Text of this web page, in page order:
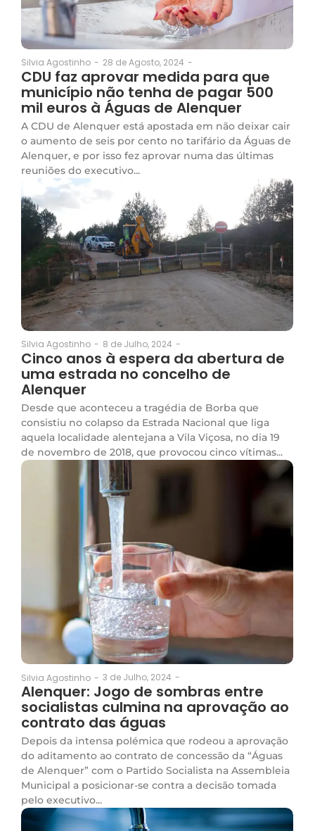
Silvia Agostinho - 28 de Agosto, 2024 -
CDU faz aprovar medida para que
município não tenha de pagar 500
mil euros à Águas de Alenquer
A CDU de Alenquer está apostada em não deixar cair
o aumento de seis por cento no tarifário da Águas de
Alenquer, e por isso fez aprovar numa das últimas
reuniões do executivo...
Silvia Agostinho - 8 de Julho, 2024 -
Cinco anos à espera da abertura de
uma estrada no concelho de
Alenquer
Desde que aconteceu a tragédia de Borba que
consistiu no colapso da Estrada Nacional que liga
aquela localidade alentejana a Vila Viçosa, no dia 19
de novembro de 2018, que provocou cinco vítimas...
Silvia Agostinho - 3 de Julho, 2024 -
Alenquer: Jogo de sombras entre
socialistas culmina na aprovação ao
contrato das águas
Depois da intensa polémica que rodeou a aprovação
do aditamento ao contrato de concessão da “Águas
de Alenquer” com o Partido Socialista na Assembleia
Municipal a posicionar-se contra a decisão tomada
pelo executivo...